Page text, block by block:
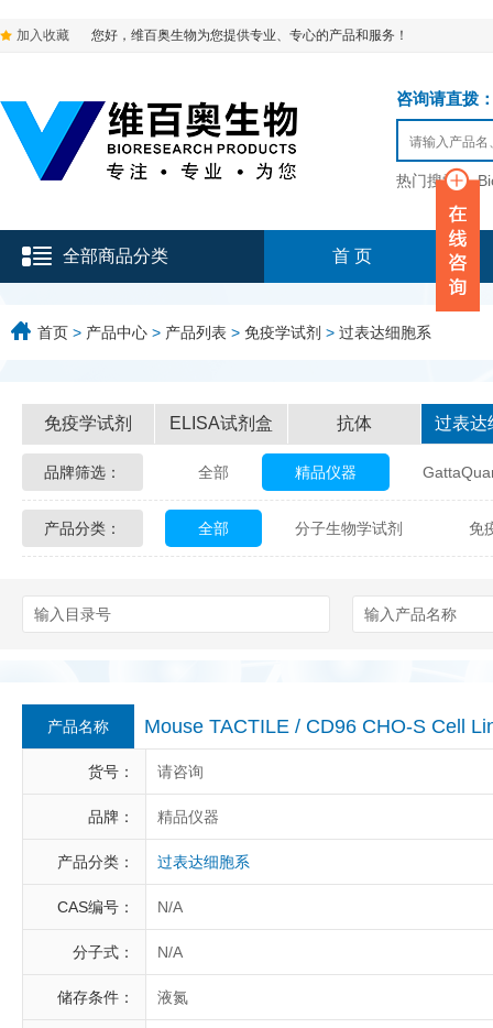
加入收藏 您好，维百奥生物为您提供专业、专心的产品和服务！
咨询请直拨
热门搜索：
全部商品分类 首 页
首页 > 产品中心 > 产品列表 > 免疫学试剂 > 过表达细胞系
免疫学试剂 ELISA试剂盒 抗体 过表达
品牌筛选： 全部 精品仪器
Glycon Biochem Sterlitech
Berry & Associates
LGC Maine Standards
Abbexa AbD Serotec
产品分类： 全部 分子生物学试剂 免
产品名称 Mouse TACTILE / CD96 CHO-S Cell
货号： 请咨询
品牌： 精品仪器
产品分类： 过表达细胞系
CAS编号： N/A
分子式： N/A
储存条件： 液氮